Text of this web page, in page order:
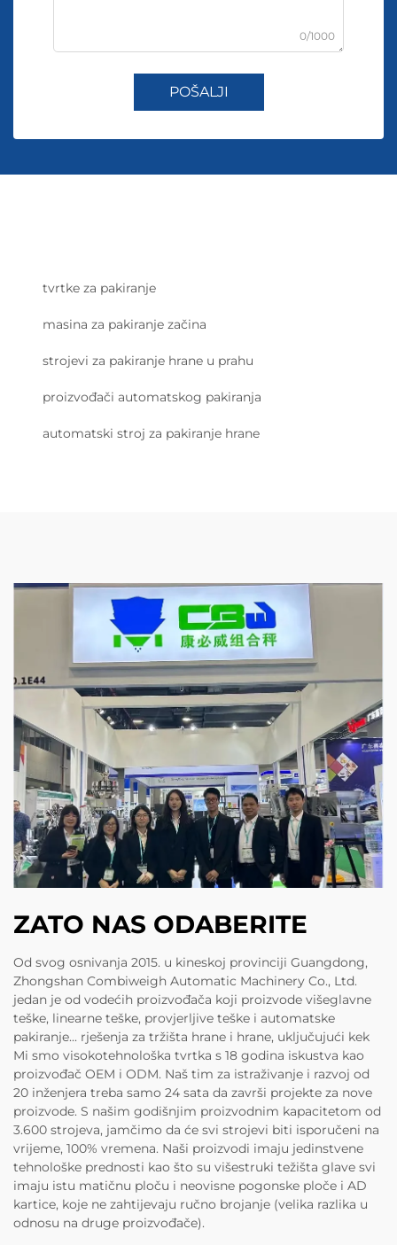
0/1000
POŠALJI
tvrtke za pakiranje
masina za pakiranje začina
strojevi za pakiranje hrane u prahu
proizvođači automatskog pakiranja
automatski stroj za pakiranje hrane
ZATO NAS ODABERITE
Od svog osnivanja 2015. u kineskoj provinciji Guangdong,
Zhongshan Combiweigh Automatic Machinery Co., Ltd.
jedan je od vodećih proizvođača koji proizvode višeglavne
teške, linearne teške, provjerljive teške i automatske
pakiranje... rješenja za tržišta hrane i hrane, uključujući kek
Mi smo visokotehnološka tvrtka s 18 godina iskustva kao
proizvođač OEM i ODM. Naš tim za istraživanje i razvoj od
20 inženjera treba samo 24 sata da završi projekte za nove
proizvode. S našim godišnjim proizvodnim kapacitetom od
3.600 strojeva, jamčimo da će svi strojevi biti isporučeni na
vrijeme, 100% vremena. Naši proizvodi imaju jedinstvene
tehnološke prednosti kao što su višestruki težišta glave svi
imaju istu matičnu ploču i neovisne pogonske ploče i AD
kartice, koje ne zahtijevaju ručno brojanje (velika razlika u
odnosu na druge proizvođače).